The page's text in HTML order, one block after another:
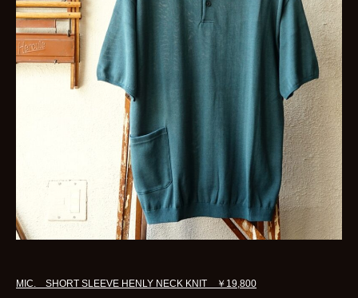
MIC. SHORT SLEEVE HENLY NECK KNIT ￥19,800